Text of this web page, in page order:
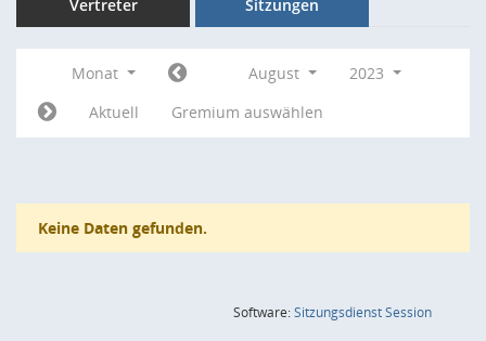
Vertreter Sitzungen
Monat August
2023
Aktuell
Gremium auswählen
Keine Daten gefunden.
Software:SitzungsdienstSession(Wird in